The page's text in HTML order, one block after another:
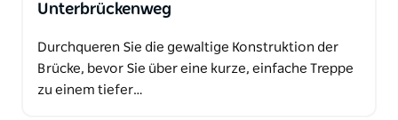
Unterbrückenweg
Durchqueren Sie die gewaltige Konstruktion der
Brücke, bevor Sie über eine kurze, einfache Treppe
zu einem tiefer…